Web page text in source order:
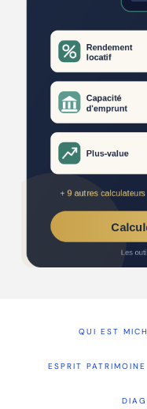
QUI EST
ESPRIT PATRIMOINE